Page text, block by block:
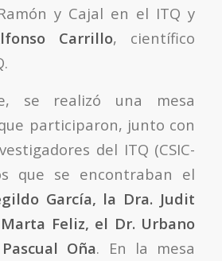
y Cajal en el ITQ y
Carrillo, científico
se realizó una mesa
participaron, junto con
del ITQ (CSIC-
que se encontraban el
García, la Dra. Judit
Feliz, el Dr. Urbano
Oña. En la mesa